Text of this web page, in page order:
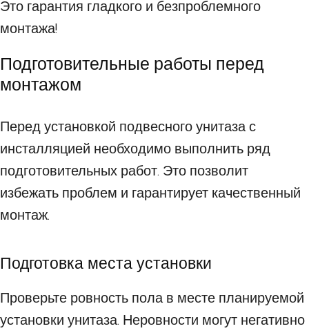
Это гарантия гладкого и безпроблемного
монтажа!
Подготовительные работы перед
монтажом
Перед установкой подвесного унитаза с
инсталляцией необходимо выполнить ряд
подготовительных работ. Это позволит
избежать проблем и гарантирует качественный
монтаж.
Подготовка места установки
Проверьте ровность пола в месте планируемой
установки унитаза. Неровности могут негативно